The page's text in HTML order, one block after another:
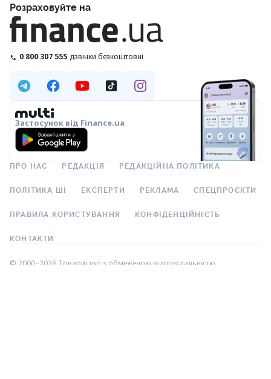
Розраховуйте на
0 800 307 555 дзвінки безкоштовні
Застосунок від Finance.ua
ПРО НАС РЕДАКЦІЯ РЕДАКЦІЙНА ПОЛІТИКА
ПОЛІТИКА ШІ ЕКСПЕРТИ РЕКЛАМА СПЕЦПРОЄКТИ
ПРАВИЛА КОРИСТУВАННЯ КОНФІДЕНЦІЙНІСТЬ
КОНТАКТИ
© 2000–2026 Товариство з обмеженою відповідальністю